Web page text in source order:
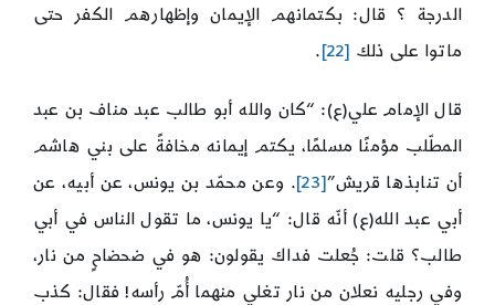
الدرجة ؟ قال: بكتمانهم الإيمان وإظهارهم الكفر حتى
ماتوا على ذلك [22]
.
قال الإمام علي(ع): “كان والله أبو طالب عبد مناف بن عبد
المطّلب مؤمنًا مسلمًا، يكتم إيمانه مخافةً على بني هاشم
أن تنابذها قريش”[23]
. وعن محمّد بن يونس، عن أبيه، عن
أبي عبد الله(ع) أنّه قال: “يا يونس، ما تقول الناس في أبي
طالب؟ قلت: جُعلت فداك يقولون: هو في ضحضاحٍ من نار،
وفي رجليه نعلان من نار تغلي منهما أُمّ رأسه! فقال: كذب